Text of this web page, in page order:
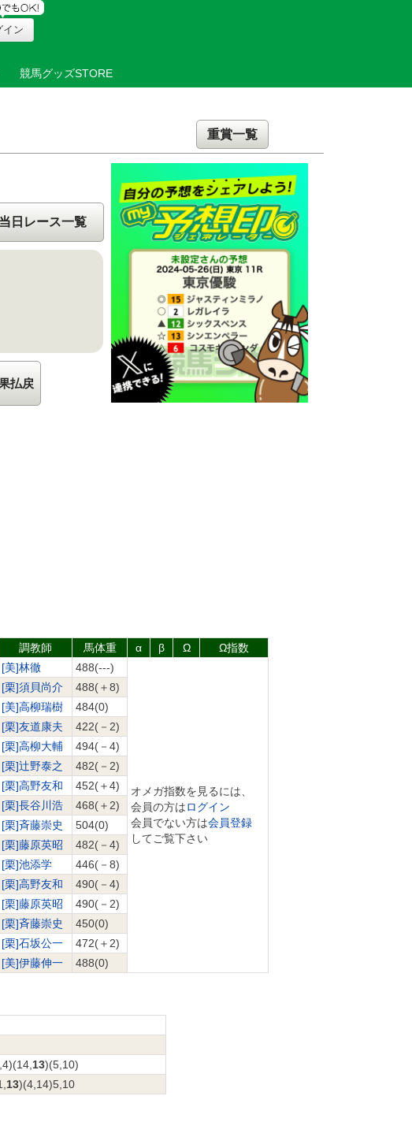
イン
競馬グッズSTORE
重賞一覧
当日レース一覧
払戻
調教師 馬体重 α β Ω
Ω指数
[美]林徹 488(---)
オメガ指数を見るには、
会員の方はログイン
会員でない方は会員登録
してご覧下さい
[栗]須貝尚介
488(＋8)
[美]高柳瑞樹
484(0)
[栗]友道康夫
422(－2)
[栗]高柳大輔
494(－4)
[栗]辻野泰之
482(－2)
[栗]高野友和
452(＋4)
[栗]長谷川浩
468(＋2)
[栗]斉藤崇史
504(0)
[栗]藤原英昭
482(－4)
[栗]池添学
446(－8)
[栗]高野友和
490(－4)
[栗]藤原英昭
490(－2)
[栗]斉藤崇史
450(0)
[栗]石坂公一
472(＋2)
[美]伊藤伸一 488(0)
13)(5,10)
13)(4,14)5,10